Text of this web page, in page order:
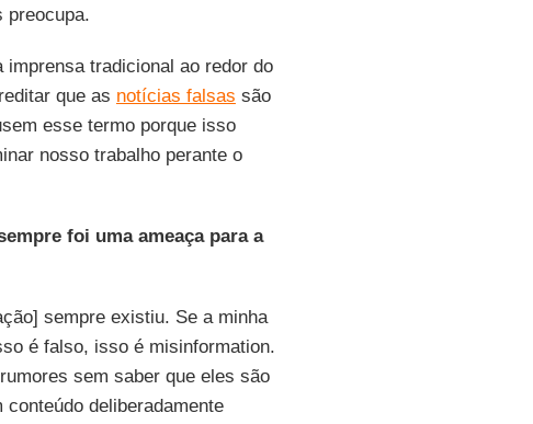
preocupa.
tradicional ao redor do
que as notícias falsas são
esse termo porque isso
nosso trabalho perante o
foi uma ameaça para a
sempre existiu. Se a minha
é falso, isso é misinformation.
sem saber que eles são
deliberadamente